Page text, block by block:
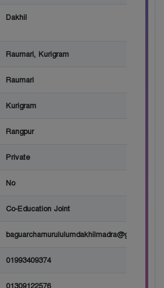
Dakhil
Raumari, Kurigram
Raumari
Kurigram
Rangpur
Private
No
Co-Education Joint
baguarcharnurululumdakhilmadra@gmail.com
01993409374
01309122576